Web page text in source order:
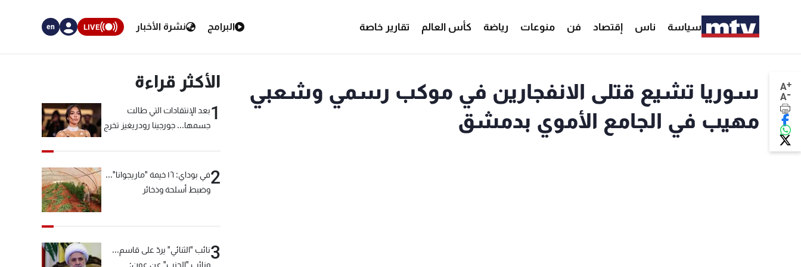
سياسة ناس إقتصاد فن منوعات رياضة كأس العالم تقارير خاصة البرامج نشرة الأخبار LIVE
en
A+
A-
سوريا تشيع قتلى الانفجارين في موكب رسمي وشعبي
مهيب في الجامع الأموي بدمشق
الأكثر قراءة
1بعد الإنتقادات التي طالت
جسمها... جورجينا رودريغيز تخرج
2
في بوداي: ١٦ خيمة "ماريجوانا"...
وضبط أسلحة وذخائر
3نائب "الثنائي" يردّ على قاسم...
ونائب "الحزب" عن عون: